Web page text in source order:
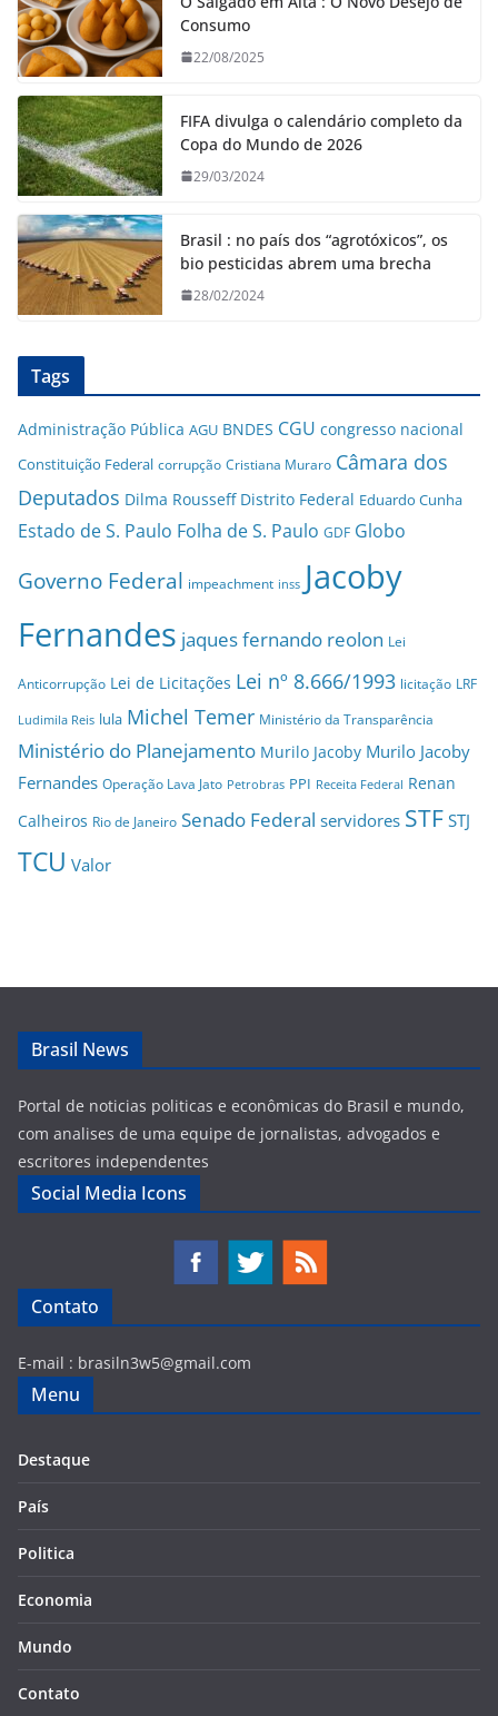
Consumo
22/08/2025
FIFA divulga o calendário completo da
Copa do Mundo de 2026
29/03/2024
Brasil : no país dos “agrotóxicos”, os
bio pesticidas abrem uma brecha
28/02/2024
Tags
Administração Pública AGU BNDES CGU congresso nacional
Constituição Federal corrupção Cristiana Muraro Câmara dos
Deputados Dilma Rousseff Distrito Federal Eduardo Cunha
Estado de S. Paulo Folha de S. Paulo GDF Globo
Governo Federal impeachment inss Jacoby
Fernandes jaques fernando reolon Lei
Anticorrupção Lei de Licitações Lei nº 8.666/1993 licitação LRF
Ludimila Reis lula Michel Temer Ministério da Transparência
Ministério do Planejamento Murilo Jacoby Murilo Jacoby
Fernandes Operação Lava Jato Petrobras PPI Receita Federal Renan
Calheiros Rio de Janeiro Senado Federal servidores STF STJ
TCU Valor
Brasil News
Portal de noticias politicas e econômicas do Brasil e mundo,
com analises de uma equipe de jornalistas, advogados e
escritores independentes
Social Media Icons
Contato
E-mail : brasiln3w5@gmail.com
Menu
Destaque
País
Politica
Economia
Mundo
Contato